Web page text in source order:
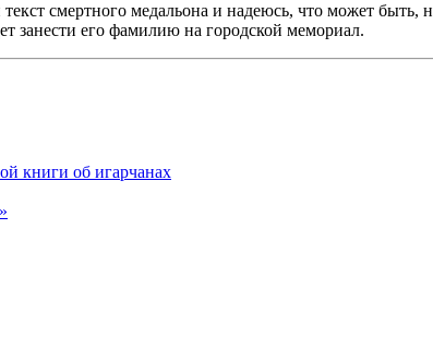
смертного медальона и надеюсь, что может
занести его фамилию на городской мемориал.
книги об игарчанах